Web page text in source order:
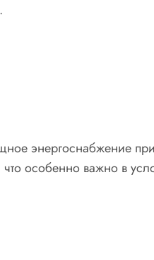
.
энергоснабжение
особенно важно в